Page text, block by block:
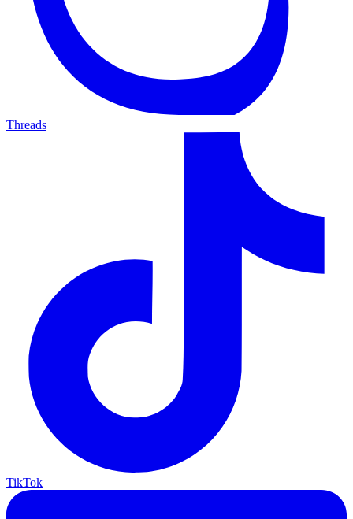
Threads
TikTok